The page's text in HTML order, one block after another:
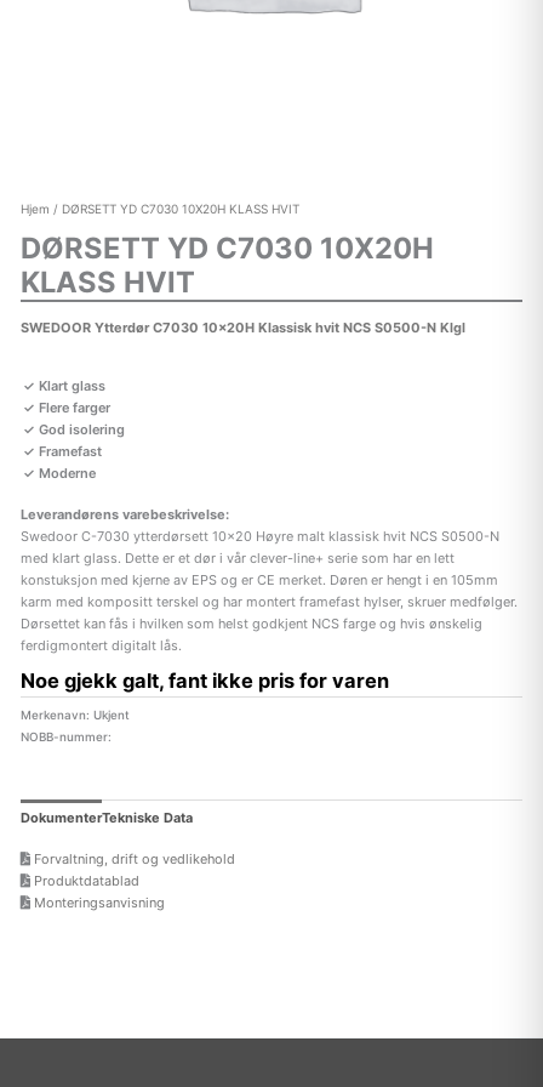
Hjem / DØRSETT YD C7030 10X20H KLASS HVIT
DØRSETT YD C7030 10X20H
KLASS HVIT
SWEDOOR Ytterdør C7030 10x20H Klassisk hvit NCS S0500-N Klgl
Klart glass
Flere farger
God isolering
Framefast
Moderne
Leverandørens varebeskrivelse:
Swedoor C-7030 ytterdørsett 10×20 Høyre malt klassisk hvit NCS S0500-N
med klart glass. Dette er et dør i vår clever-line+ serie som har en lett
konstuksjon med kjerne av EPS og er CE merket. Døren er hengt i en 105mm
karm med kompositt terskel og har montert framefast hylser, skruer medfølger.
Dørsettet kan fås i hvilken som helst godkjent NCS farge og hvis ønskelig
ferdigmontert digitalt lås.
Noe gjekk galt, fant ikke pris for varen
Merkenavn: Ukjent
NOBB-nummer:
DokumenterTekniske Data
Forvaltning, drift og vedlikehold
Produktdatablad
Monteringsanvisning